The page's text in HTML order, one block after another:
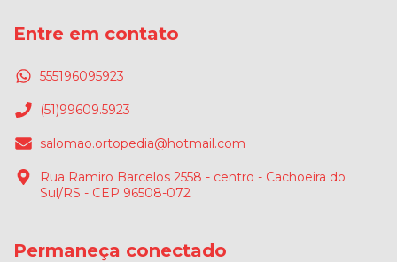
Entre em contato
555196095923
(51)99609.5923
salomao.ortopedia@hotmail.com
Rua Ramiro Barcelos 2558 - centro - Cachoeira do
Sul/RS - CEP 96508-072
Permaneça conectado